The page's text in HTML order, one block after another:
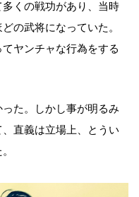
くの戦功があり、当時
の武将になっていた。
ヤンチャな行為をする
た。しかし事が明るみ
直義は立場上、とうい